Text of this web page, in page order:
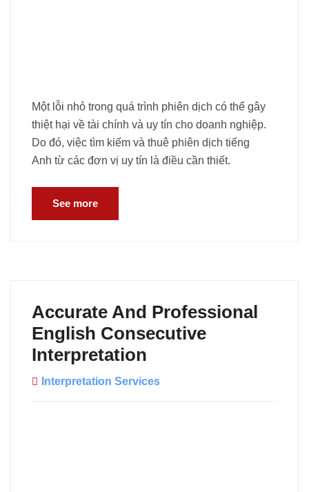
Một lỗi nhỏ trong quá trình phiên dịch có thể gây
thiệt hại về tài chính và uy tín cho doanh nghiệp.
Do đó, việc tìm kiếm và thuê phiên dịch tiếng
Anh từ các đơn vị uy tín là điều cần thiết.
See more
Accurate And Professional
English Consecutive
Interpretation
Interpretation Services